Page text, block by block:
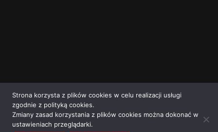
Strona korzysta z plików cookies w celu realizacji usługi
zgodnie z polityką cookies.
Zmiany zasad korzystania z plików cookies można dokonać w
ustawieniach przeglądarki.